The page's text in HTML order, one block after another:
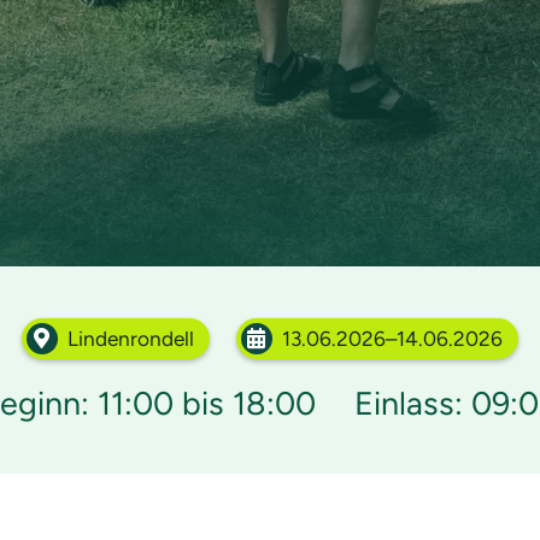
Lindenrondell 13.06.2026–14.06.2026
11:00 bis 18:00 Einlass: